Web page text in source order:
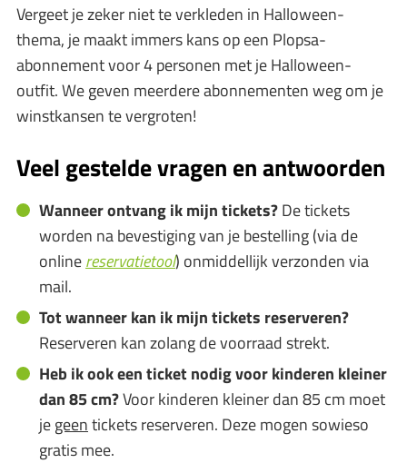
Vergeet je zeker niet te verkleden in Halloween-
thema, je maakt immers kans op een Plopsa-
abonnement voor 4 personen met je Halloween-
outfit. We geven meerdere abonnementen weg om je
winstkansen te vergroten!
Veel gestelde vragen en antwoorden
Wanneer ontvang ik mijn tickets?De tickets
worden na bevestiging van je bestelling (via de
onlinereservatietool) onmiddellijk verzonden via
mail.
Tot wanneer kan ik mijn tickets reserveren?
Reserveren kan zolang de voorraad strekt.
Heb ik ook een ticket nodig voor kinderen kleiner
dan 85 cm?Voor kinderen kleiner dan 85 cm moet
jegeentickets reserveren. Deze mogen sowieso
gratis mee.